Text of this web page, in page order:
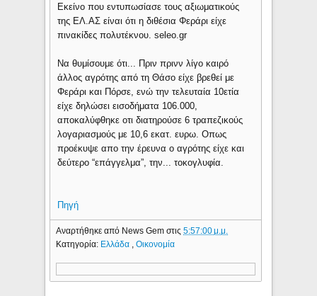
Εκείνο που εντυπωσίασε τους αξιωματικούς
της ΕΛ.ΑΣ είναι ότι η διθέσια Φεράρι είχε
πινακίδες πολυτέκνου. seleo.gr
Να θυμίσουμε ότι... Πριν πρινν λίγο καιρό
άλλος αγρότης από τη Θάσο είχε βρεθεί με
Φεράρι και Πόρσε, ενώ την τελευταία 10ετία
είχε δηλώσει εισοδήματα 106.000,
αποκαλύφθηκε οτι διατηρούσε 6 τραπεζικούς
λογαριασμούς με 10,6 εκατ. ευρω. Οπως
προέκυψε απο την έρευνα ο αγρότης είχε και
δεύτερο “επάγγελμα”, την... τοκογλυφία.
Πηγή
Αναρτήθηκε από News Gemστις5:57:00 μ.μ.
Κατηγορία: Ελλάδα ,Οικονομία